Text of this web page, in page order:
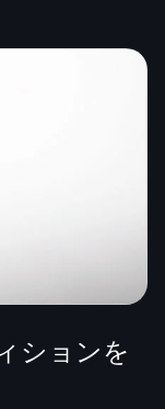
ションを